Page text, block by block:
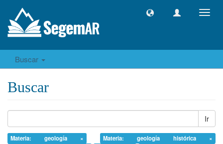
Buscar
Buscar
Ir
Materia: geología ×
Materia: geología histórica ×